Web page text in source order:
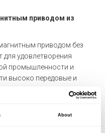
About
приводом из
приводом без
для удовлетворения
промышленности и
высоко передовые и
насосы созданы для
исполнениях и